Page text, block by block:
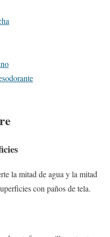
la mitad de agua y la mitad
con paños de tela.